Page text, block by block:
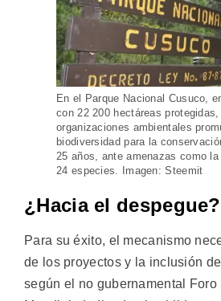
En el Parque Nacional Cusuco,
con 22 200 hectáreas
organizaciones ambientales
biodiversidad para la
25 años, ante amenazas como
24 especies. Imagen: Steemit
¿Hacia el despegue?
Para su éxito, el mecanismo
de los proyectos y la inclusión
según el no gubernamental Foro